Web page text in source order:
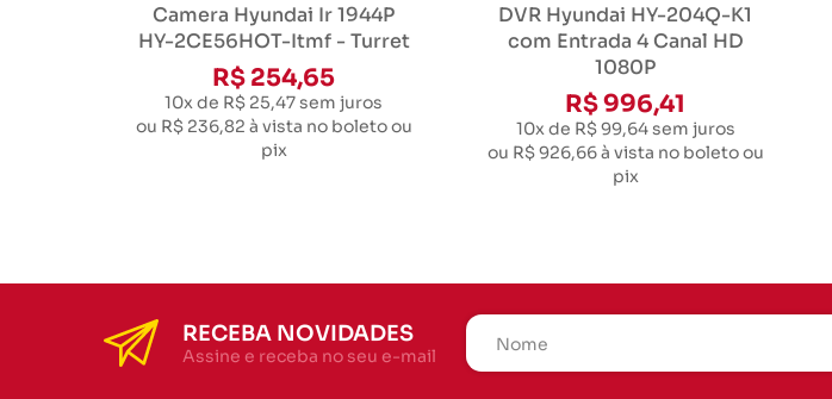
Camera Hyundai Ir 1944P
HY-2CE56HOT-Itmf - Turret
R$ 254,65
10x de R$ 25,47sem juros
ou R$ 236,82 à vista no boleto ou
pix
DVR Hyundai HY-204Q-K1
com Entrada 4 Canal HD
1080P
R$ 996,41
10x de R$ 99,64sem juros
ou R$ 926,66à vista no boleto ou
pix
RECEBA NOVIDADES
Assine e receba no seu e-mail